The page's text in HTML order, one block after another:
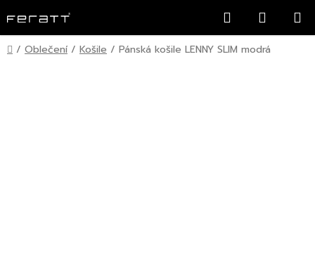
na
obsah
Hledat
KOŠÍK
Domů
/ Oblečení / Košile / Pánská košile LENNY SLIM modrá